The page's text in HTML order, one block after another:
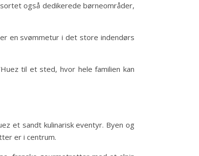
også dedikerede børneområder,
en svømmetur i det store indendørs
til et sted, hvor hele familien kan
et sandt kulinarisk eventyr. Byen og
er i centrum.